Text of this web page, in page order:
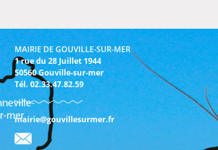
MAIRIE DE GOUVILLE-SUR-MER
1 rue du 28 Juillet 1944
50560 Gouville-sur-mer
Tél. 02.33.47.82.59
mairie@gouvillesurmer.fr